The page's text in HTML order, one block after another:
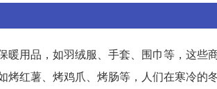
用品，如羽绒服、手套、围巾等，这些
红薯、烤鸡爪、烤肠等，人们在寒冷的